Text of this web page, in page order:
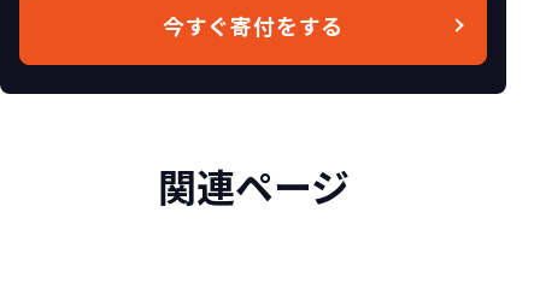
今すぐ寄付をする
関連ページ